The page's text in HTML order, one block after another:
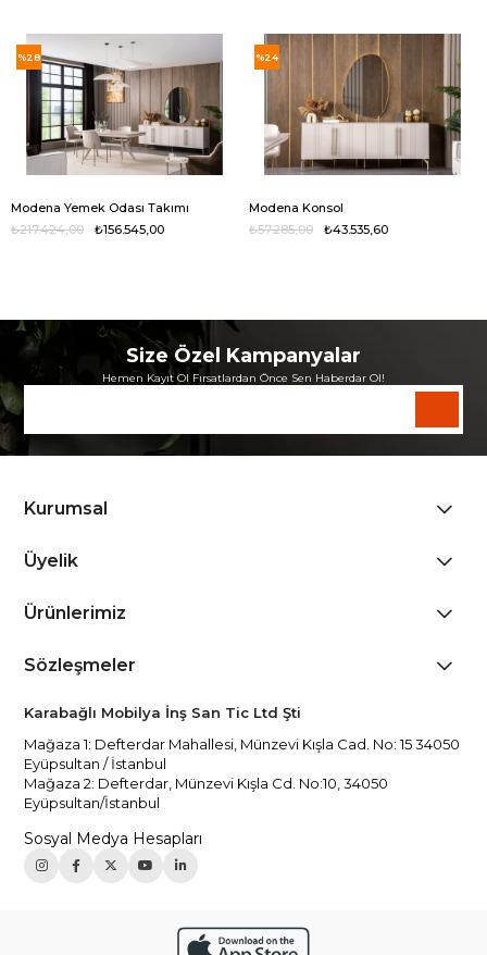
Modena Yemek Odası Takımı
₺156.545,00
₺217.424,00
%28
Modena Konsol
₺43.535,60
₺57.285,00
%24
Size Özel Kampanyalar
Hemen Kayıt Ol Fırsatlardan Önce Sen Haberdar Ol!
Kurumsal
Üyelik
Ürünlerimiz
Sözleşmeler
Karabağlı Mobilya İnş San Tic Ltd Şti
Mağaza 1: Defterdar Mahallesi, Münzevi Kışla Cad. No: 15 34050
Eyüpsultan / İstanbul
Mağaza 2: Defterdar, Münzevi Kışla Cd. No:10, 34050
Eyüpsultan/İstanbul
Sosyal Medya Hesapları